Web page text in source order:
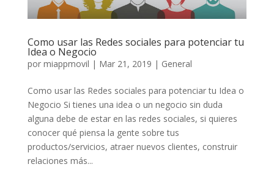
Como usar las Redes sociales para potenciar tu
Idea o Negocio
por miappmovil | Mar 21, 2019 | General
Como usar las Redes sociales para potenciar tu Idea o
Negocio Si tienes una idea o un negocio sin duda
alguna debe de estar en las redes sociales, si quieres
conocer qué piensa la gente sobre tus
productos/servicios, atraer nuevos clientes, construir
relaciones más...